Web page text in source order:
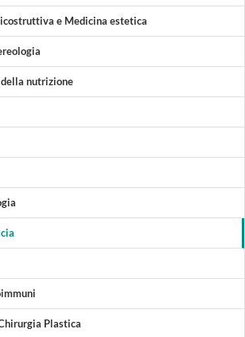
e Medicina estetica
nutrizione
Plastica